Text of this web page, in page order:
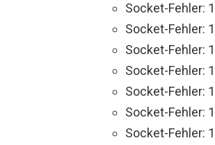
Socket-Fehler:
Socket-Fehler:
Socket-Fehler:
Socket-Fehler:
Socket-Fehler:
Socket-Fehler:
Socket-Fehler: